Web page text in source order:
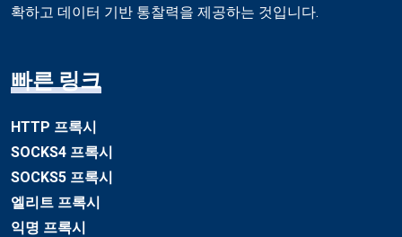
확하고 데이터 기반 통찰력을 제공하는 것입니다.
빠른 링크
HTTP 프록시
SOCKS4 프록시
SOCKS5 프록시
엘리트 프록시
익명 프록시